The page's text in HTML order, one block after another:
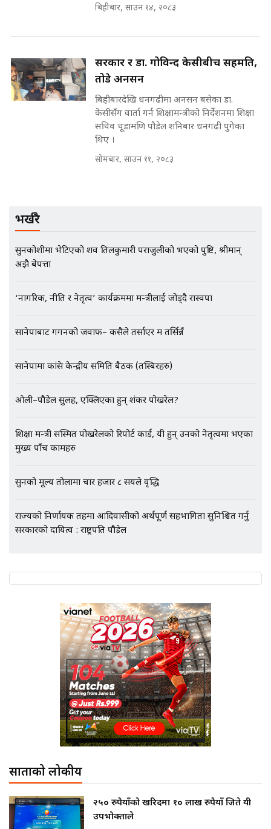
कहिले बन्ला चक्रपथ ? विस्तार कार्यमा
Expansion Dilemma |
पूर्व मन्त्री रञ्जिता || SIDHAKURA
||
मन्त्रीले घुस डिल गरेको अडियो ! दुई झोला
नोट मन्त्रीलाई घुस | SIDHAKURA |
SIDHAKURA INVESTIGATION |
कनेक्सन ! || VISIT VISA SCAM
अर्ब बढी घुस!|| SIDHAKURA ||
एभरेष्ट अस्पताल फलोअपः CCTV फुटेज
गायब || Everest Hospital
बिहीबार, साउन १४, २०८३
सरकार र डा. गोविन्द केसीबीच सहमति,
तोडे अनसन
बिहीबारदेखि धनगढीमा अनसन बसेका डा.
केसीसँग वार्ता गर्न शिक्षामन्त्रीको निर्देशनमा शिक्षा
सचिव चूडामणि पौडेल शनिबार धनगढी पुगेका
थिए ।
सोमबार, साउन ११, २०८३
भर्खरै
सुनकोशीमा भेटिएको शव तिलकुमारी पराजुलीको भएको पुष्टि, श्रीमान्
अझै बेपत्ता
‘नागरिक, नीति र नेतृत्व’ कार्यक्रममा मन्त्रीलाई जोड्दै रास्वपा
सानेपाबाट गगनको जवाफ– कसैले तर्साएर म तर्सिन्नँ
सानेपामा कांग्रेस केन्द्रीय समिति बैठक (तस्बिरहरु)
ओली–पौडेल सुलह, एक्लिएका हुन् शंकर पोखरेल?
शिक्षा मन्त्री सस्मित पोखरेलको रिपोर्ट कार्ड, यी हुन् उनको नेतृत्वमा भएका
मुख्य पाँच कामहरु
सुनको मूल्य तोलामा चार हजार ८ सयले वृद्धि
राज्यको निर्णायक तहमा आदिवासीको अर्थपूर्ण सहभागिता सुनिश्चित गर्नु
सरकारको दायित्व : राष्ट्रपति पौडेल
साताको लोकप्रीय
२५० रुपैयाँको खरिदमा १० लाख रुपैयाँ जिते यी
उपभोक्ताले